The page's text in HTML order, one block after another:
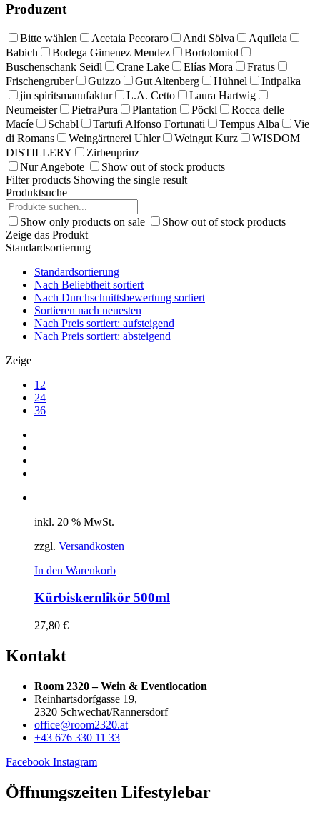
Produzent
Bitte wählen Acetaia Pecoraro Andi Sölva
Aquileia
Babich
Bodega Gimenez Mendez
Bortolomiol
Buschenschank Seidl
Crane Lake Elías Mora
Fratus
Frischengruber
Guizzo Gut Altenberg Hühnel
Intipalka
jin spiritsmanufaktur
L.A. Cetto
Laura Hartwig
Neumeister
PietraPura Plantation Pöckl
Rocca delle
Macíe
Schabl Tartufi Alfonso Fortunati Tempus Alba
Vie
di Romans
Weingärtnerei Uhler Weingut Kurz
WISDOM
DISTILLERY
Zirbenprinz
Nur Angebote
Show out of stock products
Filter products Showing the single result
Produktsuche
Show only products on sale
Show out of stock products
Zeige das Produkt
Standardsortierung
Standardsortierung
Nach Beliebtheit sortiert
Nach Durchschnittsbewertung sortiert
Sortieren nach neuesten
Nach Preis sortiert: aufsteigend
Nach Preis sortiert: absteigend
Zeige
12
24
36
inkl. 20 % MwSt.
zzgl. Versandkosten
In den Warenkorb
Kürbiskernlikör 500ml
27,80 €
Kontakt
Room 2320 – Wein & Eventlocation
Reinhartsdorfgasse 19,
2320 Schwechat/Rannersdorf
office@room2320.at
+43 676 330 11 33
Facebook Instagram
Öffnungszeiten Lifestylebar